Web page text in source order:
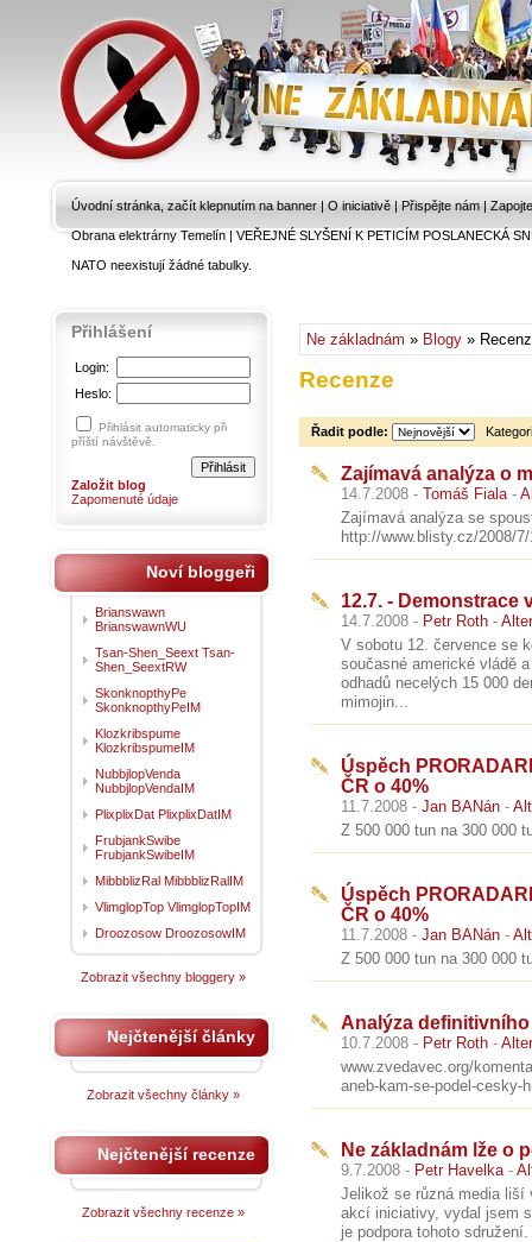
Úvodní stránka, začít klepnutím na banner | O iniciativě | Přispějte nám |
Obrana elektrárny Temelín|VEŘEJNÉ SLYŠENÍ K PETICÍM POSLANECKÁ
NATO neexistují žádné tabulky.
Ne základnám » Blogy »
Recenze
Řadit podle:
Zajímavá analýza o
14.7.2008 - Tomáš Fiala-
Zajímavá analýza se
http://www.blisty.cz/2008/
12.7. - Demonstrace
14.7.2008 - Petr Roth -
V sobotu 12. července se
současné americké vládě
odhadů necelých 15 000
mimojin...
Úspěch
ČR o 40%
11.7.2008 - Jan BANán -
Z 500 000 tun na 300 000
Úspěch
ČR o 40%
11.7.2008 - Jan BANán -
Z 500 000 tun na 300 000
Analýza
10.7.2008 - Petr Roth -
www.zvedavec.org/
aneb-kam-se-podel-cesky-
Ne základnám lže o
9.7.2008 - Petr Havelka-
Jelikož se různá media liší
akcí iniciativy, vydal jsem
je podpora tohoto
Přihlášení
Login:
Heslo:
Přihlásit automaticky při
příští návštěvě.
Založit blog
Zapomenuté údaje
Noví bloggeři
Brianswawn
BrianswawnWU
Tsan-Shen_Seext Tsan-
Shen_SeextRW
SkonknopthyPe
SkonknopthyPeIM
Klozkribspume
KlozkribspumeIM
NubbjlopVenda
NubbjlopVendaIM
PlixplixDat PlixplixDatIM
FrubjankSwibe
FrubjankSwibeIM
MibbblizRal MibbblizRalIM
VlimglopTop VlimglopTopIM
Droozosow DroozosowIM
Zobrazit všechny bloggery »
Nejčtenější články
Zobrazit všechny články »
Nejčtenější recenze
Zobrazit všechny recenze »